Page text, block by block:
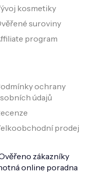
kosmetiky
suroviny
program
ochrany
údajů
prodej
zákazníky
online poradna